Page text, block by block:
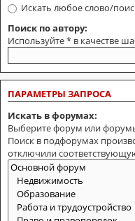
Искать любое слово/
Поиск по автору:
Используйте * в качестве
ПАРАМЕТРЫ ЗАПРОСА
Искать в форумах:
Выберите форум или
Поиск в подфорумах
отключили